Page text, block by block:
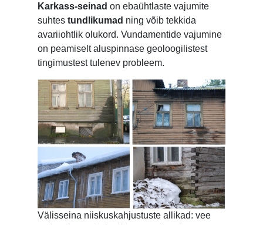
Karkass-seinad on ebaühtlaste vajumite
suhtes tundlikumad ning võib tekkida
avariiohtlik olukord. Vundamentide vajumine
on peamiselt aluspinnase geoloogilistest
tingimustest tulenev probleem.
Välisseina niiskuskahjustuste allikad: vee